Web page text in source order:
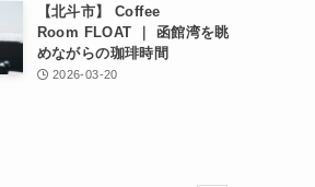
【北斗市】 Coffee
Room FLOAT ｜ 函館湾を眺
めながらの珈琲時間
2026-03-20